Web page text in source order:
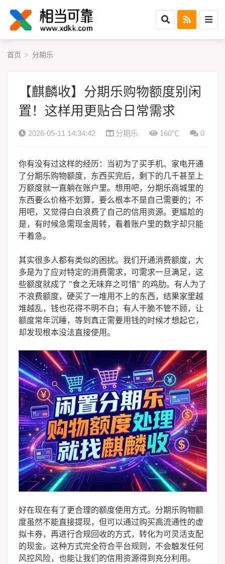
首页 > 分期乐
【麒麟收】分期乐购物额度别闲
置！这样用更贴合日常需求
2026-05-11 14:34:42 分期乐 160℃ 0
你有没有过这样的经历：当初为了买手机、家电开通
了分期乐购物额度，东西买完后，剩下的几千甚至上
万额度就一直躺在账户里。想用吧，分期乐商城里的
东西要么价格不划算，要么根本不是自己需要的；不
用吧，又觉得白白浪费了自己的信用资源。更尴尬的
是，有时候急需现金周转，看着账户里的数字却只能
干着急。
其实很多人都有类似的困扰。我们开通消费额度，大
多是为了应对特定的消费需求，可需求一旦满足，这
些额度就成了 "食之无味弃之可惜" 的鸡肋。有人为了
不浪费额度，硬买了一堆用不上的东西，结果家里越
堆越乱，钱也花得不明不白；有人干脆不管不顾，让
额度常年沉睡，等到真正需要用钱的时候才想起它，
却发现根本没法直接使用。
好在现在有了更合理的额度使用方式。分期乐购物额
度虽然不能直接提现，但可以通过购买高流通性的虚
拟卡券，再进行合规回收的方式，转化为可灵活支配
的现金。这种方式完全符合平台规则，不会触发任何
风控风险，也能让我们的信用资源得到充分利用。